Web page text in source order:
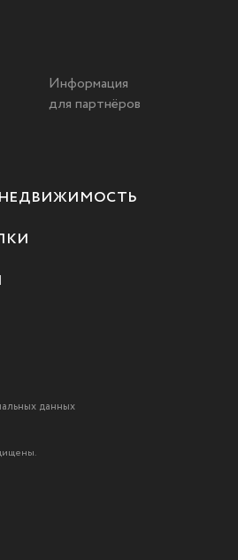
Информация
для партнёров
данных